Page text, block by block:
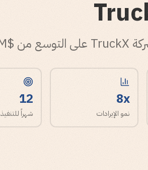
8x
نمو الإيرادات
12
شهراً للتنفيذ